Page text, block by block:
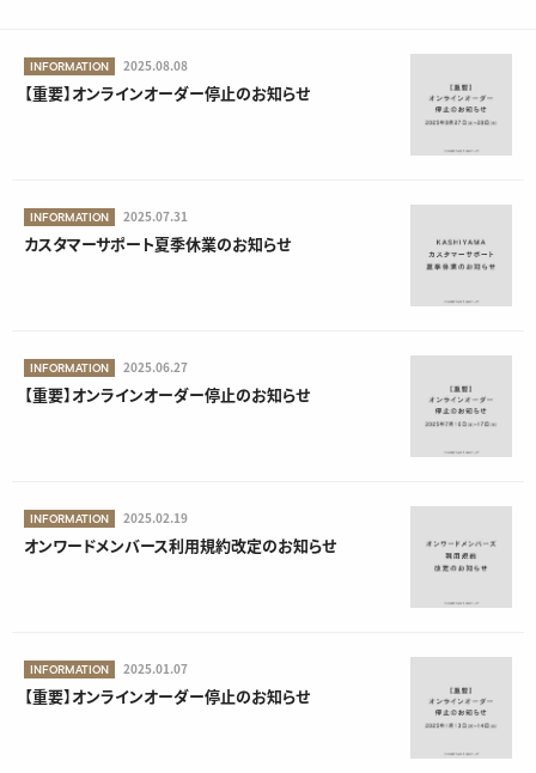
INFORMATION 2025.08.08
【重要】オンラインオーダー停止のお知らせ
INFORMATION 2025.07.31
カスタマーサポート夏季休業のお知らせ
INFORMATION 2025.06.27
【重要】オンラインオーダー停止のお知らせ
INFORMATION 2025.02.19
オンワードメンバース利用規約改定のお知らせ
INFORMATION 2025.01.07
【重要】オンラインオーダー停止のお知らせ